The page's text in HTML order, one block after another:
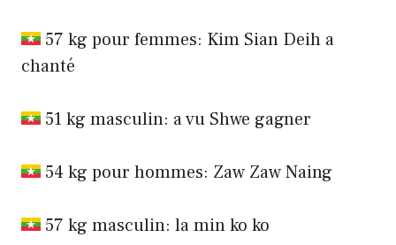
57 kg pour femmes: Kim Sian Deih a
chanté
51 kg masculin: a vu Shwe gagner
54 kg pour hommes: Zaw Zaw Naing
57 kg masculin: la min ko ko